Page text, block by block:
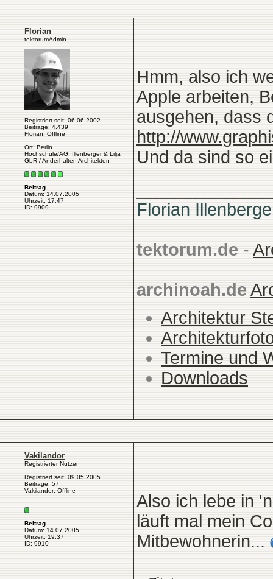
Florian
tektorumAdmin
Registriert seit: 06.06.2002
Beiträge: 4.439
Florian: Offline
Ort: Berlin
Hochschule/AG: Illenberger & Lilja
GbR / Anderhalten Architekten
Beitrag
Datum: 14.07.2005
Uhrzeit: 17:47
ID: 9909
Hmm, also ich
Apple arbeiten,
ausgehen, dass
http://
Und da sind so
Florian
tektorum.de -
archinoah.de
Architektur
Termine und
Downloads
Vakilandor
Registrierter Nutzer
Registriert seit: 09.05.2005
Beiträge: 57
Vakilandor: Offline
Beitrag
Datum: 14.07.2005
Uhrzeit: 19:37
ID: 9910
Also ich lebe in
läuft mal mein
Mitbewohnerin...